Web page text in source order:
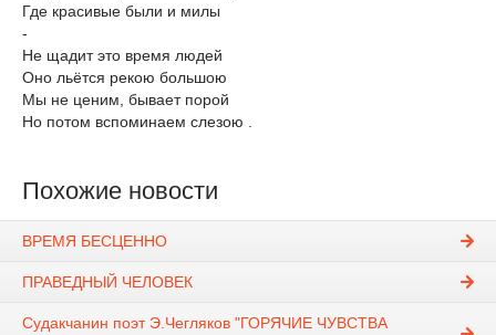
Где красивые были и милы
-
Не щадит это время людей
Оно льётся рекою большою
Мы не ценим, бывает порой
Но потом вспоминаем слезою .
Похожие новости
ВРЕМЯ БЕСЦЕННО
ПРАВЕДНЫЙ ЧЕЛОВЕК
Судакчанин поэт Э.Чегляков "ГОРЯЧИЕ ЧУВСТВА